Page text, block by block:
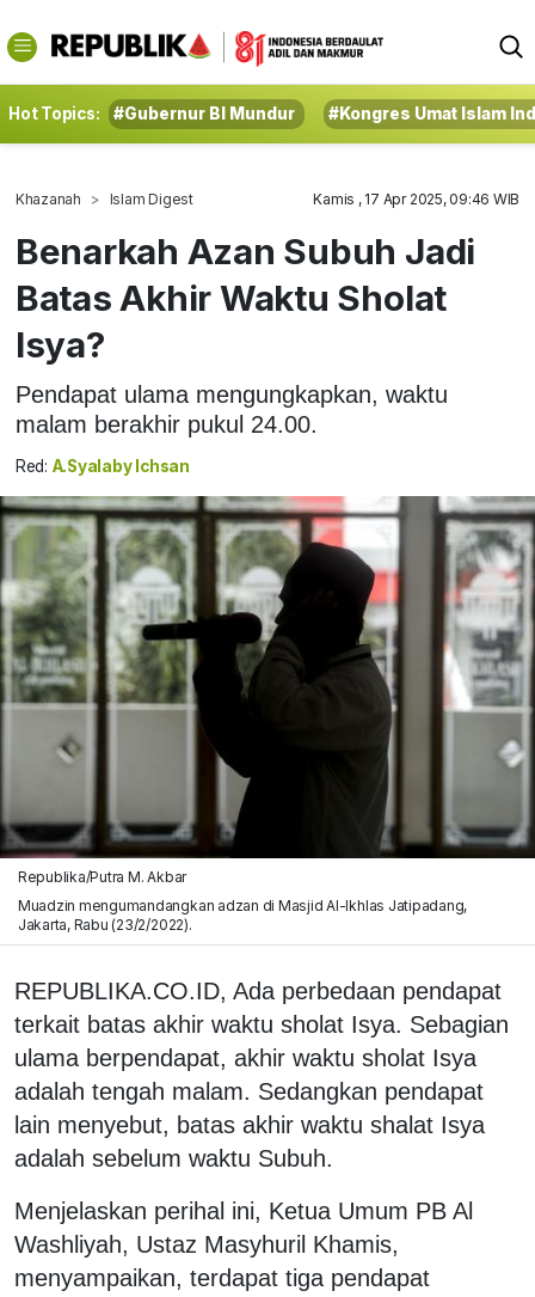
Hot Topics: #Gubernur BI Mundur #Kongres Umat Islam
Khazanah Islam Digest Kamis , 17 Apr 2025, 09:46 WIB
Benarkah Azan Subuh Jadi
Batas Akhir Waktu Sholat
Isya?
Pendapat ulama mengungkapkan, waktu
malam berakhir pukul 24.00.
Red: A.Syalaby Ichsan
Republika/Putra M. Akbar
Muadzin mengumandangkan adzan di Masjid Al-Ikhlas Jatipadang,
Jakarta, Rabu (23/2/2022).
REPUBLIKA.CO.ID, Ada perbedaan pendapat
terkait batas akhir waktu sholat Isya. Sebagian
ulama berpendapat, akhir waktu sholat Isya
adalah tengah malam. Sedangkan pendapat
lain menyebut, batas akhir waktu shalat Isya
adalah sebelum waktu Subuh.
Menjelaskan perihal ini, Ketua Umum PB Al
Washliyah, Ustaz Masyhuril Khamis,
menyampaikan, terdapat tiga pendapat